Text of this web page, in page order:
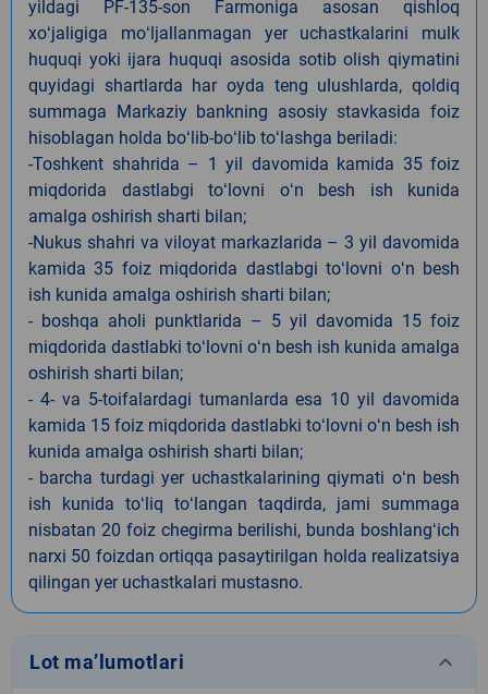
yildagi PF-135-son Farmoniga asosan qishloq
xoʻjaligiga moʻljallanmagan yer uchastkalarini mulk
huquqi yoki ijara huquqi asosida sotib olish qiymatini
quyidagi shartlarda har oyda teng ulushlarda, qoldiq
summaga Markaziy bankning asosiy stavkasida foiz
hisoblagan holda boʻlib-boʻlib toʻlashga beriladi:
-Toshkent shahrida – 1 yil davomida kamida 35 foiz
miqdorida dastlabgi toʻlovni oʻn besh ish kunida
amalga oshirish sharti bilan;
-Nukus shahri va viloyat markazlarida – 3 yil davomida
kamida 35 foiz miqdorida dastlabgi toʻlovni oʻn besh
ish kunida amalga oshirish sharti bilan;
- boshqa aholi punktlarida – 5 yil davomida 15 foiz
miqdorida dastlabki toʻlovni oʻn besh ish kunida amalga
oshirish sharti bilan;
- 4- va 5-toifalardagi tumanlarda esa 10 yil davomida
kamida 15 foiz miqdorida dastlabki toʻlovni oʻn besh ish
kunida amalga oshirish sharti bilan;
- barcha turdagi yer uchastkalarining qiymati oʻn besh
ish kunida toʻliq toʻlangan taqdirda, jami summaga
nisbatan 20 foiz chegirma berilishi, bunda boshlangʻich
narxi 50 foizdan ortiqqa pasaytirilgan holda realizatsiya
qilingan yer uchastkalari mustasno.
Lot ma’lumotlari keyboard_arrow_down